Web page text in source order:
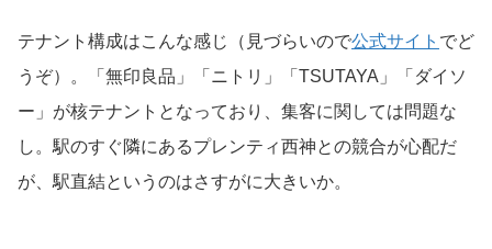
テナント構成はこんな感じ（見づらいので公式サイト でど
うぞ）。「無印良品」「ニトリ」「TSUTAYA」「ダイソ
ー」が核テナントとなっており、集客に関しては問題な
し。駅のすぐ隣にあるプレンティ西神との競合が心配だ
が、駅直結というのはさすがに大きいか。